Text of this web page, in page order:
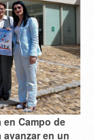
Campo de
en un